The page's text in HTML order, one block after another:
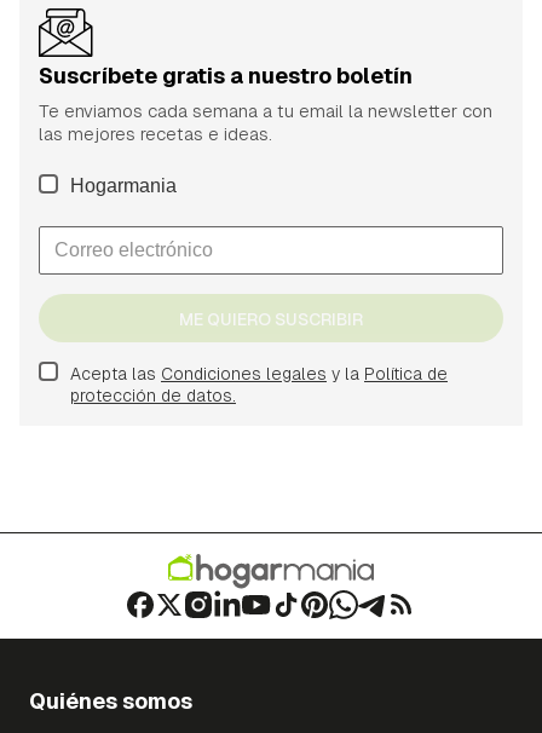
Suscríbete gratis a nuestro boletín
Te enviamos cada semana a tu email la newsletter con
las mejores recetas e ideas.
Hogarmania
ME QUIERO SUSCRIBIR
Acepta las Condiciones legales y la Política de
protección de datos.
Quiénes somos